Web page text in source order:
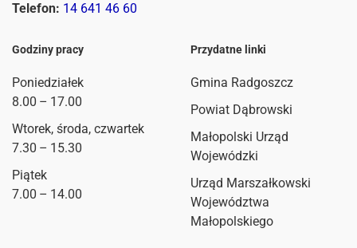
Telefon: 14 641 46 60
Godziny pracy
Poniedziałek
8.00 – 17.00
Wtorek, środa, czwartek
7.30 – 15.30
Piątek
7.00 – 14.00
Przydatne linki
Gmina Radgoszcz
Powiat Dąbrowski
Małopolski Urząd
Wojewódzki
Urząd Marszałkowski
Województwa
Małopolskiego